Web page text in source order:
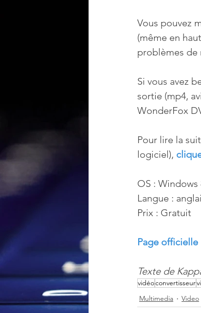
Vous pouvez
(même en
problèmes de
Si vous avez
sortie (mp4,
WonderFox
Pour lire la
logiciel),
OS :
Langue :
Prix : Gratuit
Page officielle
Texte de
vidéoconvertisseur
Multimedia
Video